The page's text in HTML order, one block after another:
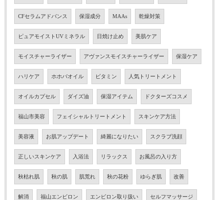
CFセラムアドバンス 保湿成分 MAAs 乾燥対策
ピュアモイストUVミネラル 日焼け止め 美肌ケア
モイスチャーライザー アヴァンスモイスチャーライザー 保湿ケア
ハリケア ホホバオイル ビタミン 人気トリートメント
オイルカプセル ダイズ油 保湿アイテム ドクターズコスメ
福山市美容 フェイシャルトリートメント スキンケア方法
美容液 お肌アップデート 綺麗になりたい スクラブ洗顔
正しいスキンケア 入浴法 リラックス お風呂の入り方
秋枯れ肌 秋の肌 肌荒れ 秋の花粉 ゆらぎ肌 改善
解消 福山エンビロン エンビロン取り扱い セルフマッサージ